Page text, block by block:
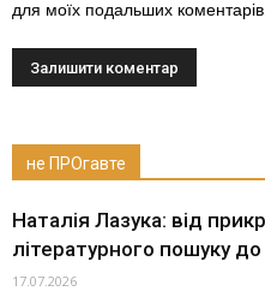
для моїх подальших коментарів.
не ПРОгавте
Наталія Лазука: від
літературного пошуку
17.07.2026